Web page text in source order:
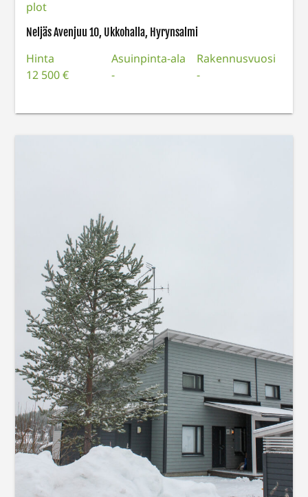
plot
Neljäs Avenjuu 10, Ukkohalla, Hyrynsalmi
Hinta
12 500 €
Asuinpinta-ala
-
Rakennusvuosi
-